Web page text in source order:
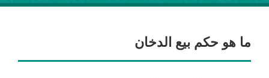
ما هو حكم بيع الدخان